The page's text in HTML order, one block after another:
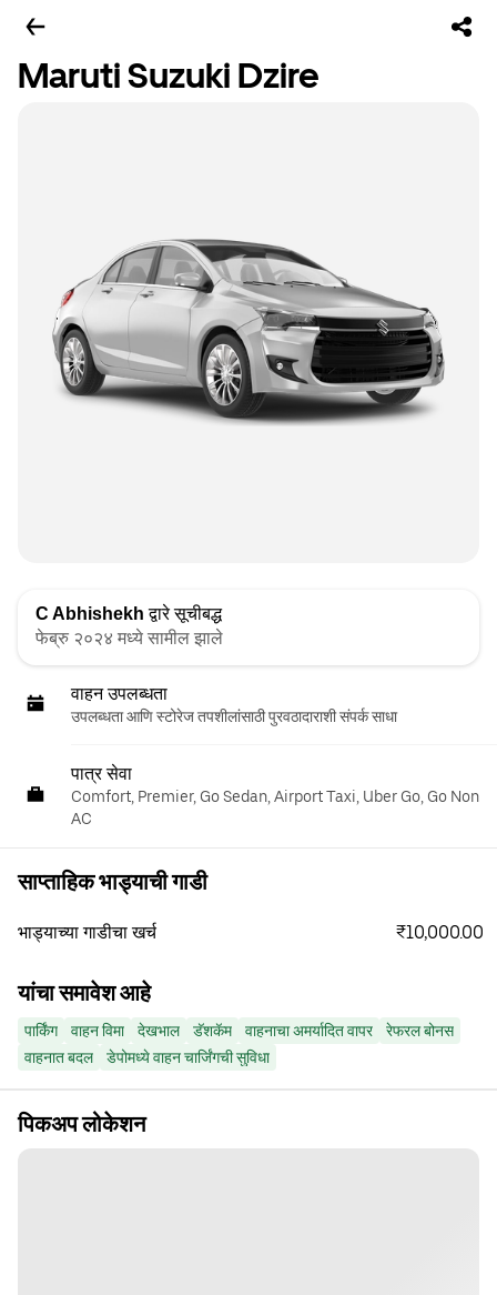
Maruti Suzuki Dzire
C Abhishekh द्वारे सूचीबद्ध
फेब्रु २०२४ मध्ये सामील झाले
वाहन उपलब्धता
उपलब्धता आणि स्टोरेज तपशीलांसाठी पुरवठादाराशी संपर्क साधा
पात्र सेवा
Comfort, Premier, Go Sedan, Airport Taxi, Uber Go, Go Non
AC
साप्ताहिक भाड्याची गाडी
भाड्याच्या गाडीचा खर्च ₹10,000.00
यांचा समावेश आहे
पार्किंग वाहन विमा देखभाल डॅशकॅम वाहनाचा अमर्यादित वापर
रेफरल बोनस
वाहनात बदल
डेपोमध्ये वाहन चार्जिंगची सुविधा
पिकअप लोकेशन